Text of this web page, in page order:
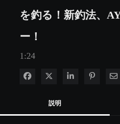
を釣る！新釣法、
ー！
1:24
Facebook で共有
Xで共有する
LinkedIn で共
説明